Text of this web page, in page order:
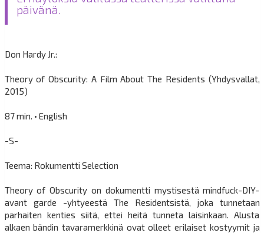
päivänä.
Don Hardy Jr.:
Theory of Obscurity: A Film About The Residents (Yhdysvallat,
2015)
87 min. • English
-S-
Teema: Rokumentti Selection
Theory of Obscurity on dokumentti mystisestä mindfuck-DIY-
avant garde -yhtyeestä The Residentsistä, joka tunnetaan
parhaiten kenties siitä, ettei heitä tunneta laisinkaan. Alusta
alkaen bändin tavaramerkkinä ovat olleet erilaiset kostyymit ja